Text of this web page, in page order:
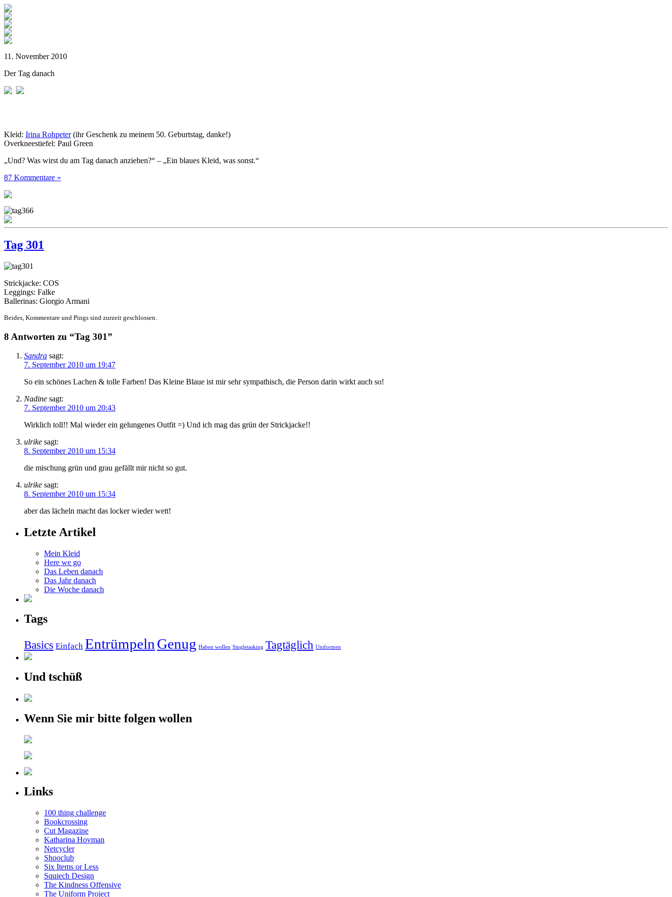
11. November 2010
Der Tag danach
Kleid: Irina Rohpeter(ihr Geschenk zu meinem 50. Geburtstag, danke!)
Overkneestiefel: Paul Green
„Und? Was wirst du am Tag danach anziehen?“ – „Ein blaues Kleid, was sonst.“
87 Kommentare »
Tag 301
Strickjacke: COS
Leggings: Falke
Ballerinas: Giorgio Armani
Beides, Kommentare und Pings sind zurzeit geschlossen.
8 Antworten zu “Tag 301”
Sandra sagt:
7. September 2010 um 19:47
So ein schönes Lachen & tolle Farben! Das Kleine Blaue ist mir sehr sympathisch, die Person darin wirkt auch so!
Nadine sagt:
7. September 2010 um 20:43
Wirklich toll!! Mal wieder ein gelungenes Outfit =) Und ich mag das grün der Strickjacke!!
ulrike sagt:
8. September 2010 um 15:34
die mischung grün und grau gefällt mir nicht so gut.
ulrike sagt:
8. September 2010 um 15:34
aber das lächeln macht das locker wieder wett!
Letzte Artikel
Mein Kleid
Here we go
Das Leben danach
Das Jahr danach
Die Woche danach
Tags
Basics Einfach Entrümpeln Genug Haben wollen Singletasking Tagtäglich Uniformen
Und tschüß
Wenn Sie mir bitte folgen wollen
Links
100 thing challenge
Bookcrossing
Cut Magazine
Katharina Hovman
Netcycler
Shooclub
Six Items or Less
Squiech Design
The Kindness Offensive
The Uniform Project